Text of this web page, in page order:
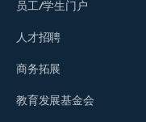
员工/学生门户
人才招聘
商务拓展
教育发展基金会